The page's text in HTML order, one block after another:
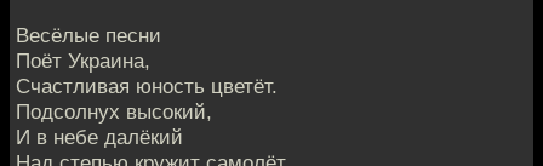
Весёлые песни
Поёт Украина,
Счастливая юность цветёт.
Подсолнух высокий,
И в небе далёкий